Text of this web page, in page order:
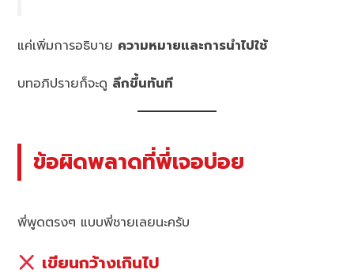
แค่เพิ่มการอธิบาย ความหมายและการนำไปใช้
บทอภิปรายก็จะดู ลึกขึ้นทันที
ข้อผิดพลาดที่พี่เจอบ่อย
พี่พูดตรงๆ แบบพี่ชายเลยนะครับ
เขียนกว้างเกินไป